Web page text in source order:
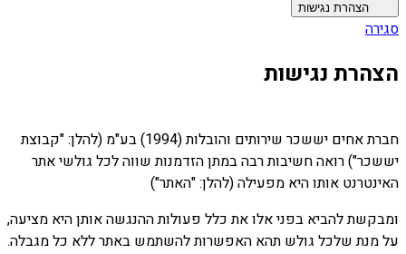
סגירה
הצהרת נגישות
חברת אחים יששכר שירותים והובלות (1994) בע"מ (להלן: "קבוצת
יששכר") רואה חשיבות רבה במתן הזדמנות שווה לכל גולשי אתר
האינטרנט אותו היא מפעילה (להלן: "האתר")
ומבקשת להביא בפני אלו את כלל פעולות ההנגשה אותן היא מציעה,
על מנת שלכל גולש תהא האפשרות להשתמש באתר ללא כל מגבלה.